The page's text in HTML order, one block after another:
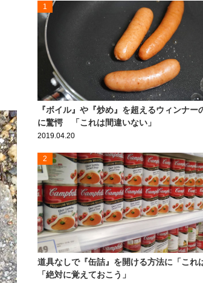
1
『ボイル』や『炒め』を超えるウィンナー
に驚愕 「これは間違いない」
2019.04.20
2
道具なしで『缶詰』を開ける方法に「これ
「絶対に覚えておこう」